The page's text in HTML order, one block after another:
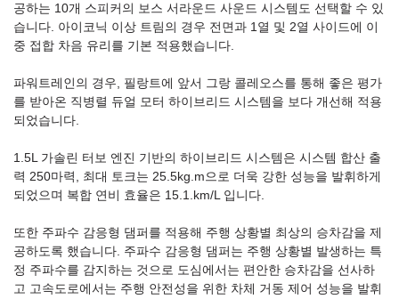
공하는 10개 스피커의 보스 서라운드 사운드 시스템도 선택할 수 있
습니다. 아이코닉 이상 트림의 경우 전면과 1열 및 2열 사이드에 이
중 접합 차음 유리를 기본 적용했습니다.
파워트레인의 경우, 필랑트에 앞서 그랑 콜레오스를 통해 좋은 평가
를 받아온 직병렬 듀얼 모터 하이브리드 시스템을 보다 개선해 적용
되었습니다.
1.5L 가솔린 터보 엔진 기반의 하이브리드 시스템은 시스템 합산 출
력 250마력, 최대 토크는 25.5kg.m으로 더욱 강한 성능을 발휘하게
되었으며 복합 연비 효율은 15.1.km/L 입니다.
또한 주파수 감응형 댐퍼를 적용해 주행 상황별 최상의 승차감을 제
공하도록 했습니다. 주파수 감응형 댐퍼는 주행 상황별 발생하는 특
정 주파수를 감지하는 것으로 도심에서는 편안한 승차감을 선사하
고 고속도로에서는 주행 안전성을 위한 차체 거동 제어 성능을 발휘